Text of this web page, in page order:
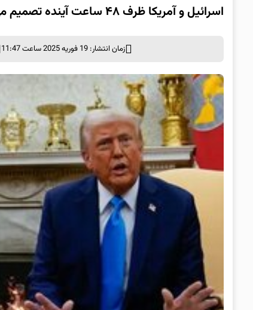
اسرائیل و آمریکا ظرف ۴۸ ساعت آینده تصمیم می‌گیرند/فعلا چیزی افشا نشود!
زمان انتشار: 19 فوریه 2025 ساعت 11:47